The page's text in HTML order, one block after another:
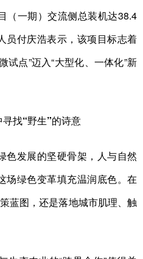
（一期）交流侧总装机达38.4
员付庆浩表示，该项目标志着
试点”迈入“大型化、一体化”新
找“野生”的诗意
发展的坚硬骨架，人与自然
场绿色变革填充温润底色。在
蓝图，还是落地城市肌理、触